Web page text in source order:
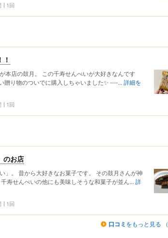
1回
本店の鼓月。 この千寿せんべいが大好きなんです
り物のついでに購入しちゃいました✨ ----... 詳細を
1回
のお店
」。 昔から大好きなお菓子です。 その鼓月さんが神
寿せんべいの他にも美味しそうな和菓子が並ん... 詳
1回
口コミ をもっと見る （